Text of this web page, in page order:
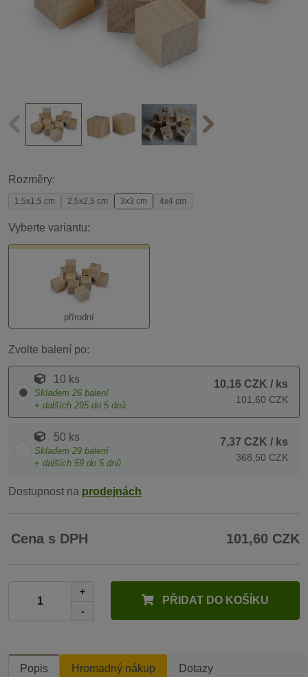
Rozměry:
1,5x1,5 cm 2,5x2,5 cm 3x3 cm 4x4 cm
Vyberte variantu:
přírodní
Zvolte balení po:
10 ks
Skladem 26 balení
+ dalších 295 do 5 dnů
10,16 CZK / ks
101,60 CZK
50 ks
Skladem 29 balení
+ dalších 59 do 5 dnů
7,37 CZK / ks
368,50 CZK
Dostupnost na prodejnách
Cena s DPH 101,60 CZK
+
-
PŘIDAT DO KOŠÍKU
Popis Hromadný nákup Dotazy